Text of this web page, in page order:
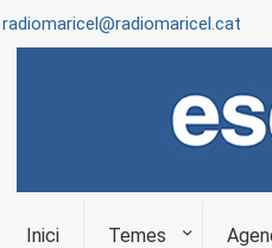
radiomaricel@radiomaricel.cat
Inici Temes